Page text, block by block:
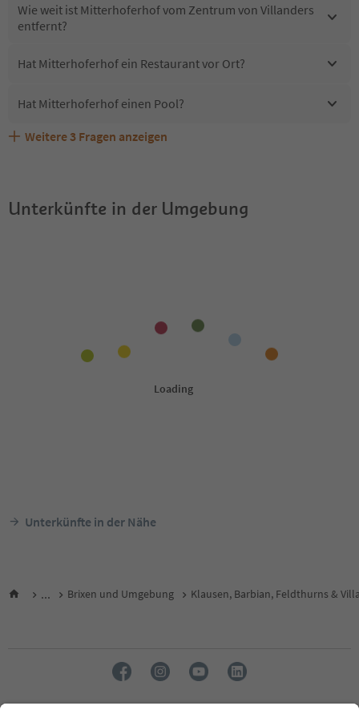
Wie weit ist Mitterhoferhof vom Zentrum von Villanders
entfernt?
Hat Mitterhoferhof ein Restaurant vor Ort?
Hat Mitterhoferhof einen Pool?
Sind Haustiere in der Unterkunft Mitterhoferhof erlaubt?
Welche Services bietet Mitterhoferhof?
Erhalten die Gäste von Mitterhoferhof einen Südtirol
Weitere 3 Fragen anzeigen
Unterkünfte in der Umgebung
Unterkünfte in der Nähe
... Brixen und Umgebung Klausen, Barbian, Feldthurns &